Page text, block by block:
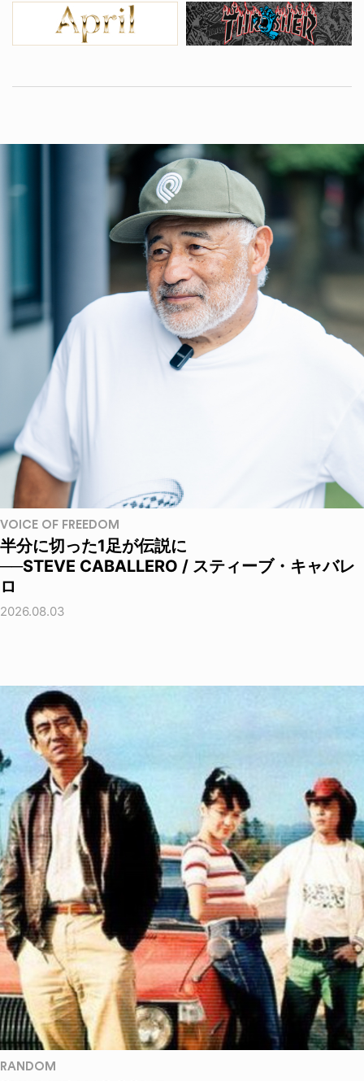
VOICE OF FREEDOM
半分に切った1足が伝説に
──STEVE CABALLERO / スティーブ・キャバレ
ロ
2026.08.03
RANDOM